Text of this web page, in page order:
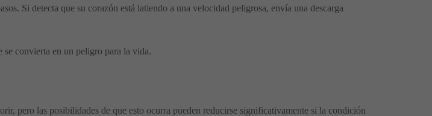
Si detecta que su corazón está latiendo a una velocidad peligrosa, envía una descarga
convierta en un peligro para la vida.
pero las posibilidades de que esto ocurra pueden reducirse significativamente si la condición